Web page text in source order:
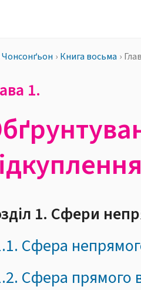
Чонсонґьон › Книга восьма ›
1.
1. Сфери
Сфера
Сфера прямого